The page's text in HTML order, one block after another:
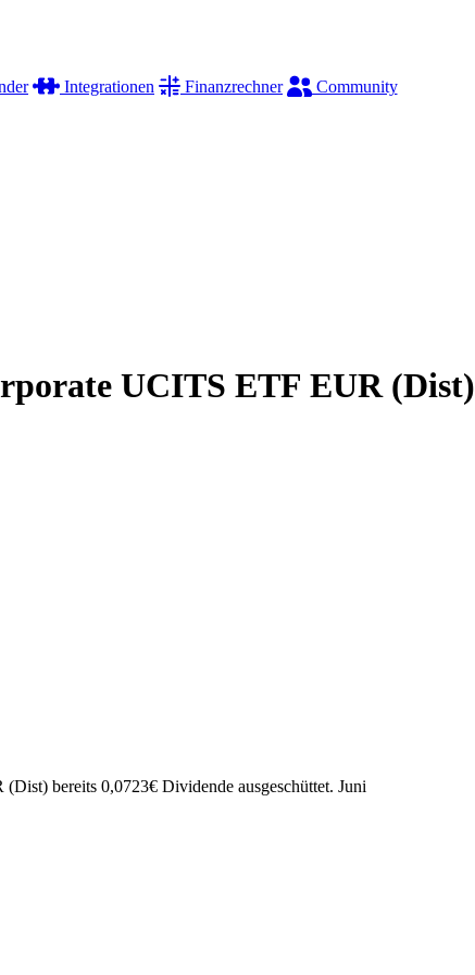
Integrationen Finanzrechner
Community
UCITS ETF EUR (Dist)
(Dist) bereits 0,0723€ Dividende ausgeschüttet. Juni